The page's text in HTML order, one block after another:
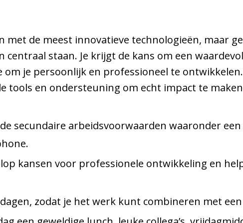
met de meest innovatieve technologieën, maar
staan. Je krijgt de kans om een
je persoonlijk en professioneel te
tools en ondersteuning om echt impact te
secundaire arbeidsvoorwaarden waaronder
kansen voor professionele ontwikkeling en
zodat je het werk kunt combineren met